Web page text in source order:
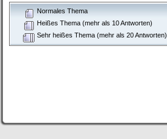
Normales Thema
Heißes Thema (mehr als 10 Antworten)
Sehr heißes Thema (mehr als 20 Antworten)